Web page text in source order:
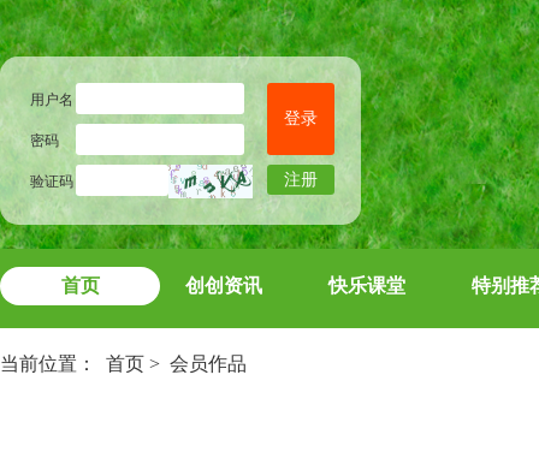
用户名
密码
验证码
登录
注册
首页 创创资讯 快乐课堂 特别推
当前位置： 首页 > 会员作品